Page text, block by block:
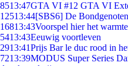
8513:47GTA VI #12 GTA VI
12513:44[SBS6] De
16813:43Voorspel hier het
5413:43Eeuwig voortleven
2913:41Prijs Bar le duc rood in
7213:39MODUS Super Series